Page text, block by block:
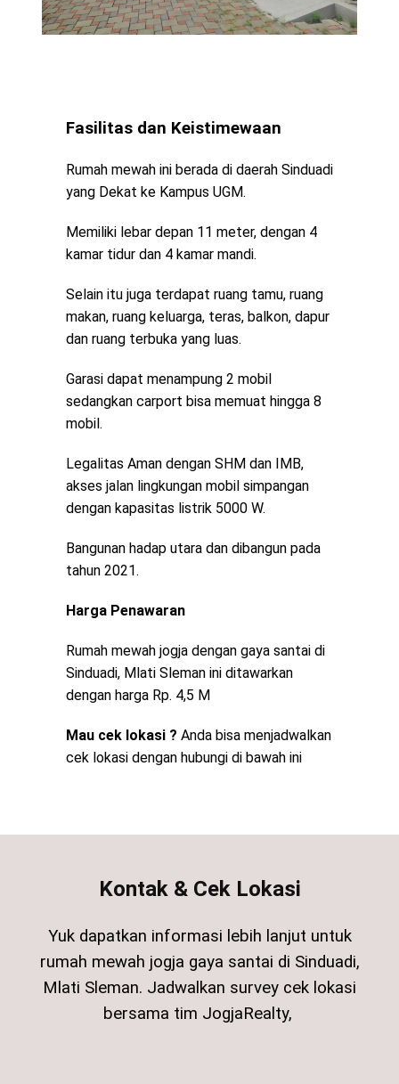
Fasilitas dan Keistimewaan
Rumah mewah ini berada di daerah Sinduadi
yang Dekat ke Kampus UGM.
Memiliki lebar depan 11 meter, dengan 4
kamar tidur dan 4 kamar mandi.
Selain itu juga terdapat ruang tamu, ruang
makan, ruang keluarga, teras, balkon, dapur
dan ruang terbuka yang luas.
Garasi dapat menampung 2 mobil
sedangkan carport bisa memuat hingga 8
mobil.
Legalitas Aman dengan SHM dan IMB,
akses jalan lingkungan mobil simpangan
dengan kapasitas listrik 5000 W.
Bangunan hadap utara dan dibangun pada
tahun 2021.
Harga Penawaran
Rumah mewah jogja dengan gaya santai di
Sinduadi, Mlati Sleman ini ditawarkan
dengan harga Rp. 4,5 M
Mau cek lokasi ? Anda bisa menjadwalkan
cek lokasi dengan hubungi di bawah ini
Kontak & Cek Lokasi
Yuk dapatkan informasi lebih lanjut untuk
rumah mewah jogja gaya santai di Sinduadi,
Mlati Sleman. Jadwalkan survey cek lokasi
bersama tim JogjaRealty,